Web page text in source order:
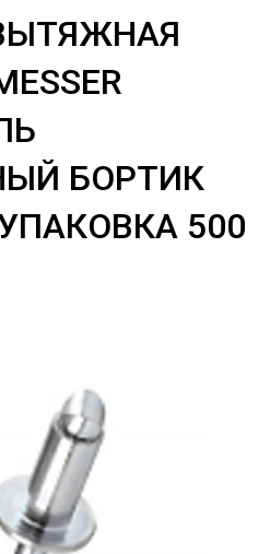
БОРТИК
500